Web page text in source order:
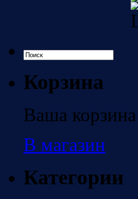
Корзина
Ваша корзина
В магазин
Категории